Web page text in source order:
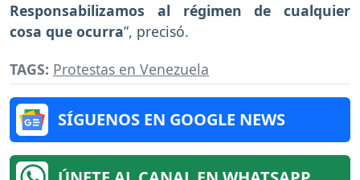
Responsabilizamos al régimen de cualquier
cosa que ocurra”, precisó.
TAGS: Protestas en Venezuela
SÍGUENOS EN GOOGLE NEWS